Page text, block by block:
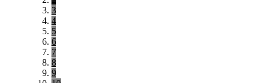
3
4
5
6
7
8
9